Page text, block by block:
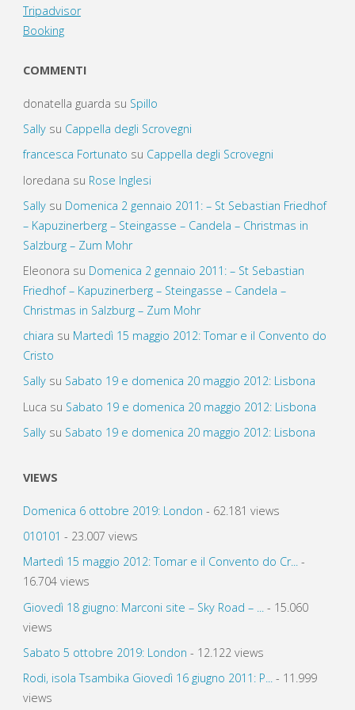
Tripadvisor
Booking
COMMENTI
donatella guarda su Spillo
Sallysu Cappella degli Scrovegni
francesca Fortunato su Cappella degli Scrovegni
loredana su Rose Inglesi
Sallysu Domenica 2 gennaio 2011: – St Sebastian Friedhof
– Kapuzinerberg – Steingasse – Candela – Christmas in
Salzburg – Zum Mohr
Eleonora su Domenica 2 gennaio 2011: – St Sebastian
Friedhof – Kapuzinerberg – Steingasse – Candela –
Christmas in Salzburg – Zum Mohr
chiara su Martedì 15 maggio 2012: Tomar e il Convento do
Cristo
Sallysu Sabato 19 e domenica 20 maggio 2012: Lisbona
Luca su Sabato 19 e domenica 20 maggio 2012: Lisbona
Sallysu Sabato 19 e domenica 20 maggio 2012: Lisbona
VIEWS
Domenica 6 ottobre 2019: London - 62.181 views
010101 - 23.007 views
Martedì 15 maggio 2012: Tomar e il Convento do Cr...-
16.704 views
Giovedì 18 giugno: Marconi site – Sky Road – ...
- 15.060
views
Sabato 5 ottobre 2019: London - 12.122 views
Rodi, isola Tsambika Giovedì 16 giugno 2011: P...- 11.999
views